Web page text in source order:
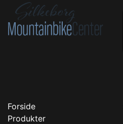
Forside
Produkter